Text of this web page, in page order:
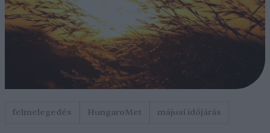
felmelegedés HungaroMet májusi időjárás